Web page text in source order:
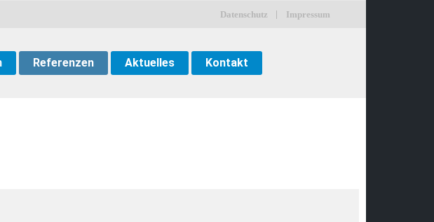
Datenschutz Impressum
Referenzen Aktuelles Kontakt